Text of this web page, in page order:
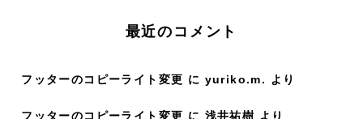
最近のコメント
フッターのコピーライト変更 に yuriko.m. より
フッターのコピーライト変更 に 浅井祐樹 より